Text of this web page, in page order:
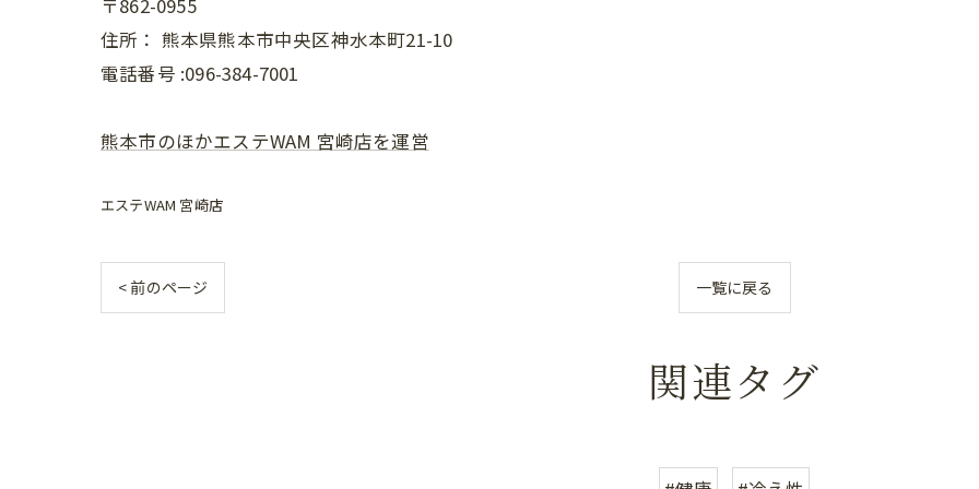
住所： 熊本県熊本市中央区神水本町21-10
電話番号 :096-384-7001
熊本市のほかエステWAM 宮崎店を運営
エステWAM 宮崎店
< 前のページ 一覧に戻る
関連タグ